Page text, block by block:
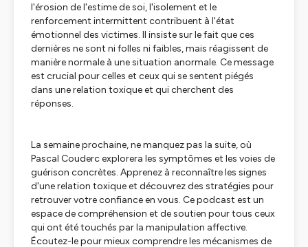
l'érosion de l'estime de soi, l'isolement et le
renforcement intermittent contribuent à l'état
émotionnel des victimes. Il insiste sur le fait que ces
dernières ne sont ni folles ni faibles, mais réagissent de
manière normale à une situation anormale. Ce message
est crucial pour celles et ceux qui se sentent piégés
dans une relation toxique et qui cherchent des
réponses.
La semaine prochaine, ne manquez pas la suite, où
Pascal Couderc explorera les symptômes et les voies de
guérison concrètes. Apprenez à reconnaître les signes
d'une relation toxique et découvrez des stratégies pour
retrouver votre confiance en vous. Ce podcast est un
espace de compréhension et de soutien pour tous ceux
qui ont été touchés par la manipulation affective.
Écoutez-le pour mieux comprendre les mécanismes de